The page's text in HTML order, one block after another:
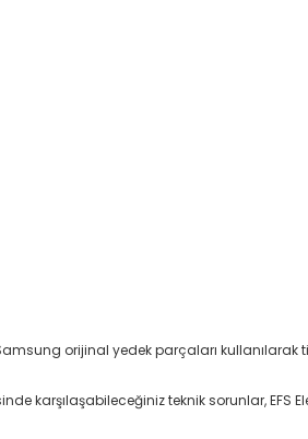
orijinal yedek parçaları
karşılaşabileceğiniz teknik sorunlar, EFS